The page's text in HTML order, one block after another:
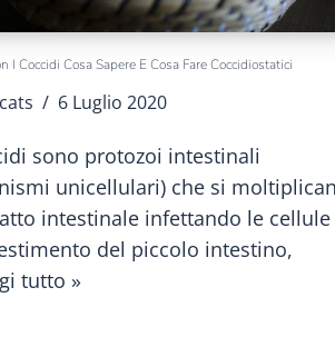
I Coccidi Cosa Sapere E Cosa Fare Coccidiostatici
6 Luglio 2020
sono protozoi intestinali
unicellulari) che si
intestinale infettando le cellule
del piccolo intestino,
tutto »